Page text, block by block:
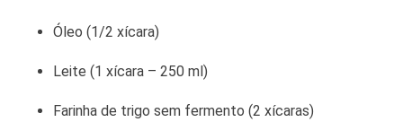
Óleo (1/2 xícara)
Leite (1 xícara – 250 ml)
Farinha de trigo sem fermento (2 xícaras)